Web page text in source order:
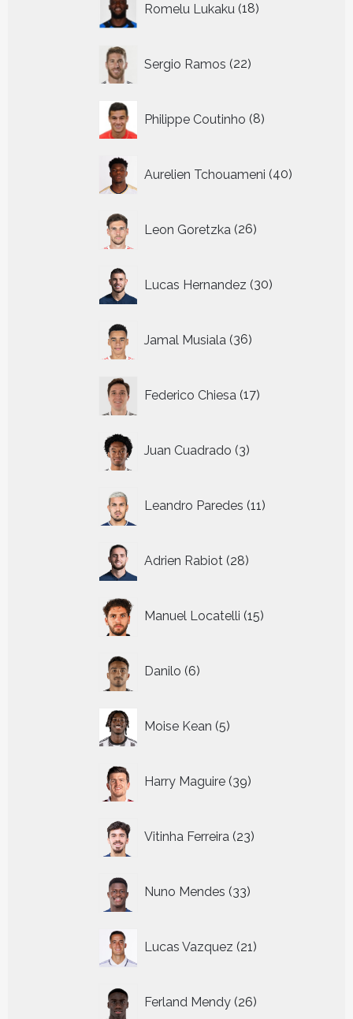
Romelu Lukaku 18
producten
Sergio Ramos 22
producten
Philippe Coutinho 8
producten
Aurelien Tchouameni 40
producten
Leon Goretzka 26
producten
Lucas Hernandez 30
producten
Jamal Musiala 36
producten
Federico Chiesa 17
producten
Juan Cuadrado 3
producten
Leandro Paredes 11
producten
Adrien Rabiot 28
producten
Manuel Locatelli 15
producten
Danilo 6
producten
Moise Kean 5
producten
Harry Maguire 39
producten
Vitinha Ferreira 23
producten
Nuno Mendes 33
producten
Lucas Vazquez 21
producten
Ferland Mendy 26
producten